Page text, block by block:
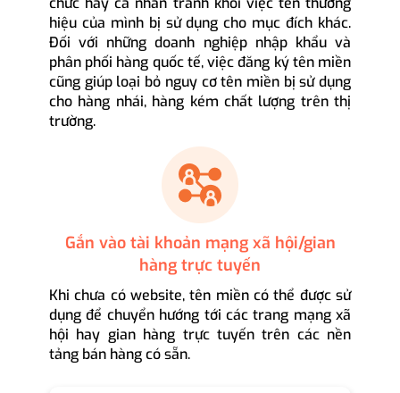
hiệu của mình bị sử dụng cho mục đích khác.
Đối với những doanh nghiệp nhập khẩu và
phân phối hàng quốc tế, việc đăng ký tên miền
cũng giúp loại bỏ nguy cơ tên miền bị sử dụng
cho hàng nhái, hàng kém chất lượng trên thị
trường.
Gắn vào tài khoản mạng xã hội/gian
hàng trực tuyến
Khi chưa có website, tên miền có thể được sử
dụng để chuyển hướng tới các trang mạng xã
hội hay gian hàng trực tuyến trên các nền
tảng bán hàng có sẵn.